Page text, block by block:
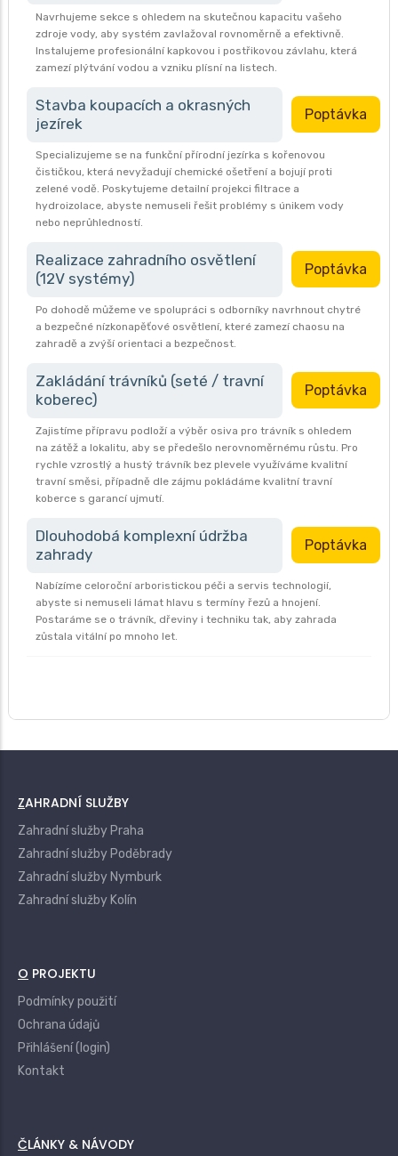
Navrhujeme sekce s ohledem na skutečnou kapacitu vašeho
zdroje vody, aby systém zavlažoval rovnoměrně a efektivně.
Instalujeme profesionální kapkovou i postřikovou závlahu, která
zamezí plýtvání vodou a vzniku plísní na listech.
Stavba koupacích a okrasných
jezírek
Poptávka
Specializujeme se na funkční přírodní jezírka s kořenovou
čističkou, která nevyžadují chemické ošetření a bojují proti
zelené vodě. Poskytujeme detailní projekci filtrace a
hydroizolace, abyste nemuseli řešit problémy s únikem vody
nebo neprůhledností.
Realizace zahradního osvětlení
(12V systémy)
Poptávka
Po dohodě můžeme ve spolupráci s odborníky navrhnout chytré
a bezpečné nízkonapěťové osvětlení, které zamezí chaosu na
zahradě a zvýší orientaci a bezpečnost.
Zakládání trávníků (seté / travní
koberec)
Poptávka
Zajistíme přípravu podloží a výběr osiva pro trávník s ohledem
na zátěž a lokalitu, aby se předešlo nerovnoměrnému růstu. Pro
rychle vzrostlý a hustý trávník bez plevele využíváme kvalitní
travní směsi, případně dle zájmu pokládáme kvalitní travní
koberce s garancí ujmutí.
Dlouhodobá komplexní údržba
zahrady
Poptávka
Nabízíme celoroční arboristickou péči a servis technologií,
abyste si nemuseli lámat hlavu s termíny řezů a hnojení.
Postaráme se o trávník, dřeviny i techniku tak, aby zahrada
zůstala vitální po mnoho let.
ZAHRADNÍ SLUŽBY
Zahradní služby Praha
Zahradní služby Poděbrady
Zahradní služby Nymburk
Zahradní služby Kolín
O PROJEKTU
Podmínky použití
Ochrana údajů
Přihlášení (login)
Kontakt
ČLÁNKY & NÁVODY